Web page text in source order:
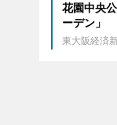
花園中央
ーデン」
東大阪経済